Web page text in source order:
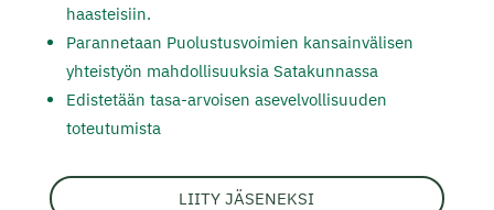
haasteisiin.
Parannetaan Puolustusvoimien kansainvälisen
yhteistyön mahdollisuuksia Satakunnassa
Edistetään tasa-arvoisen asevelvollisuuden
toteutumista
LIITY JÄSENEKSI